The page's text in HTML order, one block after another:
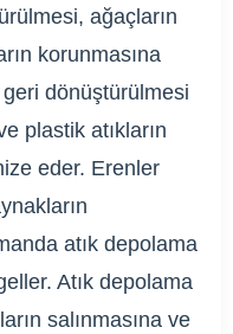
ağaçların
korunmasına
dönüştürülmesi
plastik atıkların
eder. Erenler
atık depolama
Atık depolama
salınmasına ve